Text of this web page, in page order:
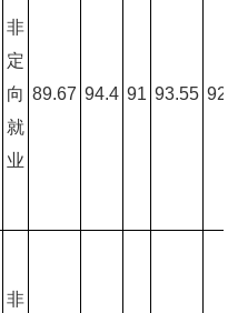
非
定
向
就
业
89.67 94.4 91 93.55
非